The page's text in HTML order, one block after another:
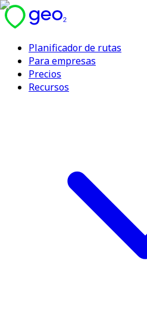
Planificador de rutas
Para empresas
Precios
Recursos